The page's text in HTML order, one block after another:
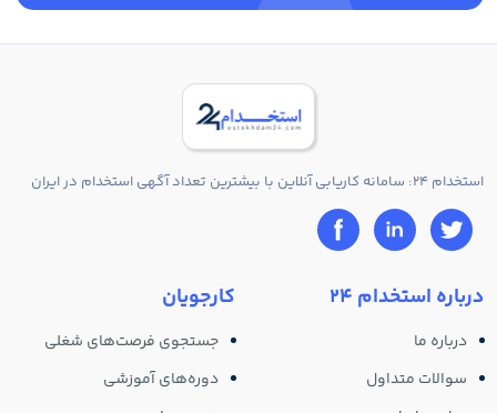
استخدام 24: سامانه کاریابی آنلاین با بیشترین تعداد آگهی استخدام در ایران
درباره استخدام 24
درباره ما
سوالات متداول
کارجویان
جستجوی فرصت‌های شغلی
دوره‌های آموزشی